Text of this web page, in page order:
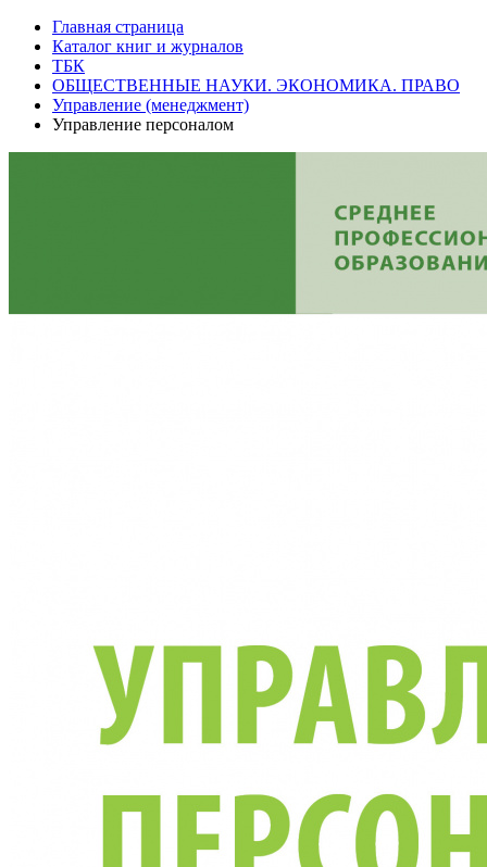
Главная страница
Каталог книг и журналов
ТБК
ОБЩЕСТВЕННЫЕ НАУКИ. ЭКОНОМИКА. ПРАВО
Управление (менеджмент)
Управление персоналом